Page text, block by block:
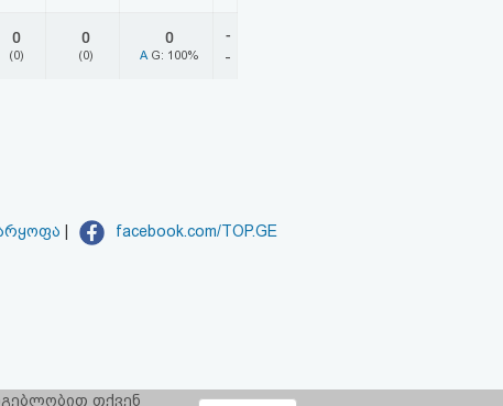
0
(0)
0
(0)
0
A G: 100%
-
-
facebook.com/TOP.GE
თქვენ